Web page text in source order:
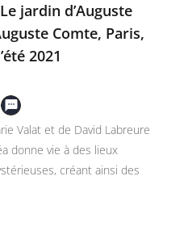
jardin d’Auguste
Comte, Paris,
2021
Valat et de David Labreure
donne vie à des lieux
créant ainsi des